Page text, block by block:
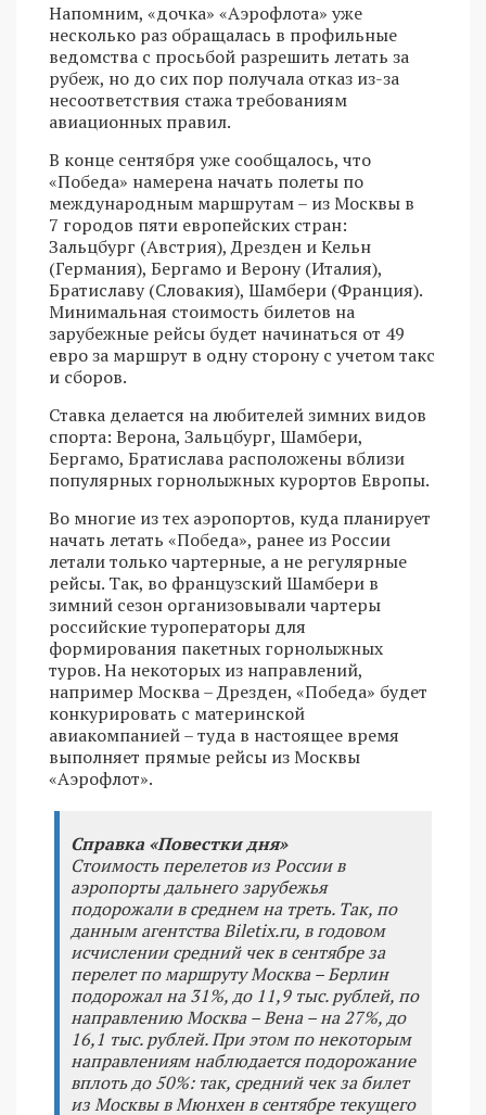
Напомним, «дочка» «Аэрофлота» уже
несколько раз обращалась в профильные
ведомства с просьбой разрешить летать за
рубеж, но до сих пор получала отказ из-за
несоответствия стажа требованиям
авиационных правил.
В конце сентября уже сообщалось, что
«Победа» намерена начать полеты по
международным маршрутам – из Москвы в
7 городов пяти европейских стран:
Зальцбург (Австрия), Дрезден и Кельн
(Германия), Бергамо и Верону (Италия),
Братиславу (Словакия), Шамбери (Франция).
Минимальная стоимость билетов на
зарубежные рейсы будет начинаться от 49
евро за маршрут в одну сторону с учетом такс
и сборов.
Ставка делается на любителей зимних видов
спорта: Верона, Зальцбург, Шамбери,
Бергамо, Братислава расположены вблизи
популярных горнолыжных курортов Европы.
Во многие из тех аэропортов, куда планирует
начать летать «Победа», ранее из России
летали только чартерные, а не регулярные
рейсы. Так, во французский Шамбери в
зимний сезон организовывали чартеры
российские туроператоры для
формирования пакетных горнолыжных
туров. На некоторых из направлений,
например Москва – Дрезден, «Победа» будет
конкурировать с материнской
авиакомпанией – туда в настоящее время
выполняет прямые рейсы из Москвы
«Аэрофлот».
Справка «Повестки дня»
Стоимость перелетов из России в
аэропорты дальнего зарубежья
подорожали в среднем на треть. Так, по
данным агентства Biletix.ru, в годовом
исчислении средний чек в сентябре за
перелет по маршруту Москва – Берлин
подорожал на 31%, до 11,9 тыс. рублей, по
направлению Москва – Вена – на 27%, до
16,1 тыс. рублей. При этом по некоторым
направлениям наблюдается подорожание
вплоть до 50%: так, средний чек за билет
из Москвы в Мюнхен в сентябре текущего